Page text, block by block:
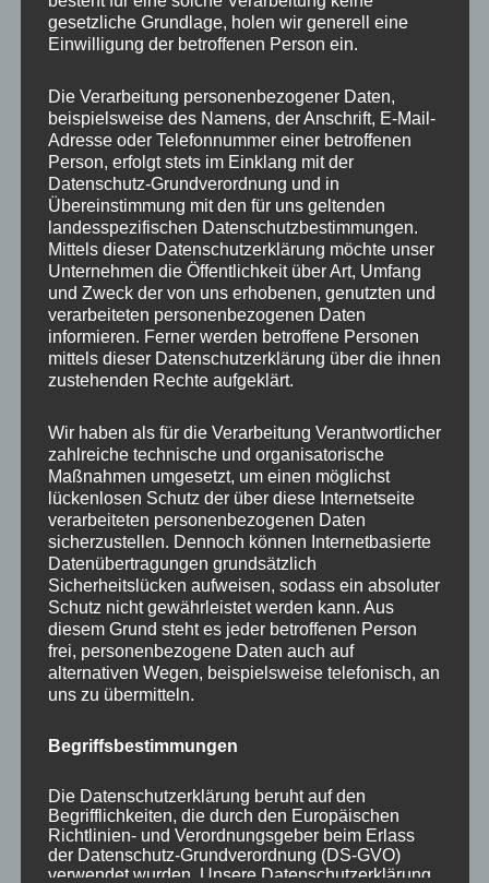
MP Mario Porten
Beratung
Training
Coaching
Impulsvorträge
NEWS ABONNIEREN?
KATEGORIEN
Aktuelle Fakten und Umfragen
Impulse zur persönlichen Reflexion
Naturfoto-Blog
Training und Coaching
gesetzliche Grundlage, holen wir generell eine
Einwilligung der betroffenen Person ein.
Die Verarbeitung personenbezogener Daten,
beispielsweise des Namens, der Anschrift, E-Mail-
Adresse oder Telefonnummer einer betroffenen
Person, erfolgt stets im Einklang mit der
Datenschutz-Grundverordnung und in
Übereinstimmung mit den für uns geltenden
landesspezifischen Datenschutzbestimmungen.
Mittels dieser Datenschutzerklärung möchte unser
Unternehmen die Öffentlichkeit über Art, Umfang
und Zweck der von uns erhobenen, genutzten und
verarbeiteten personenbezogenen Daten
informieren. Ferner werden betroffene Personen
mittels dieser Datenschutzerklärung über die ihnen
zustehenden Rechte aufgeklärt.
Wir haben als für die Verarbeitung Verantwortlicher
zahlreiche technische und organisatorische
Maßnahmen umgesetzt, um einen möglichst
lückenlosen Schutz der über diese Internetseite
verarbeiteten personenbezogenen Daten
sicherzustellen. Dennoch können Internetbasierte
Datenübertragungen grundsätzlich
Sicherheitslücken aufweisen, sodass ein absoluter
Schutz nicht gewährleistet werden kann. Aus
diesem Grund steht es jeder betroffenen Person
frei, personenbezogene Daten auch auf
alternativen Wegen, beispielsweise telefonisch, an
uns zu übermitteln.
Begriffsbestimmungen
Die Datenschutzerklärung beruht auf den
Begrifflichkeiten, die durch den Europäischen
Richtlinien- und Verordnungsgeber beim Erlass
der Datenschutz-Grundverordnung (DS-GVO)
verwendet wurden. Unsere Datenschutzerklärung